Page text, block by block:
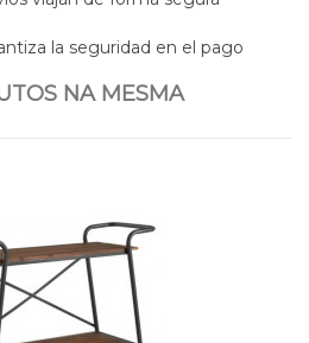
la seguridad en el pago
NA MESMA